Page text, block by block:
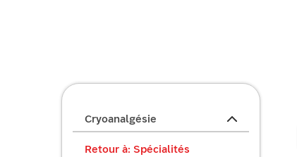
Cryoanalgésie
Retour à: Spécialités